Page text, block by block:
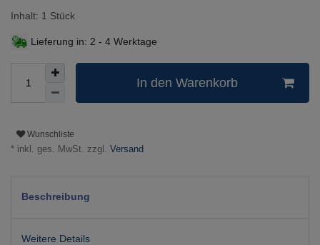
Inhalt: 1 Stück
Lieferung in: 2 - 4 Werktage
In den Warenkorb
Wunschliste
* inkl. ges. MwSt. zzgl. Versand
Beschreibung
Weitere Details